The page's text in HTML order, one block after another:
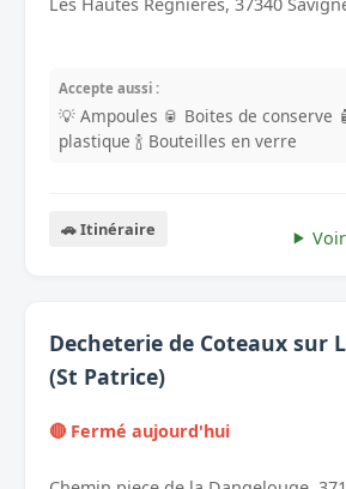
Accepte aussi :
💡 Ampoules 🥫 Boites de conserve
plastique 🍾 Bouteilles en verre
🚗 Itinéraire
Decheterie de Coteaux sur
(St Patrice)
🔴 Fermé aujourd'hui